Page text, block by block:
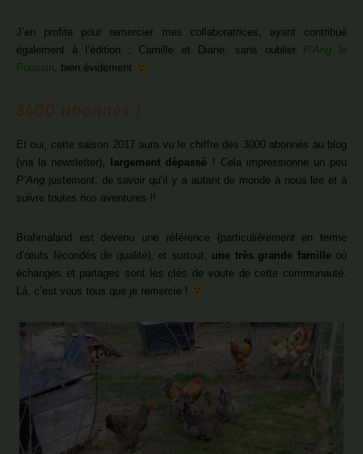
J’en profite pour remercier mes collaboratrices, ayant contribué
également à l’édition : Camille et Diane, sans oublier P’Angle
Poussin, bien évidement
Et oui, cette saison 2017 aura vu le chiffre des 3000 abonnés au blog
(via la newsletter), largement dépassé ! Cela impressionne un peu
P’Ang justement, de savoir qu’il y a autant de monde à nous lire et à
suivre toutes nos aventures !!
Brahmaland est devenu une référence (particulièrement en terme
d’œufs fécondés de qualité), et surtout, une très grande familleoù
échanges et partages sont les clés de voute de cette communauté.
Là, c’est vous tous que je remercie !